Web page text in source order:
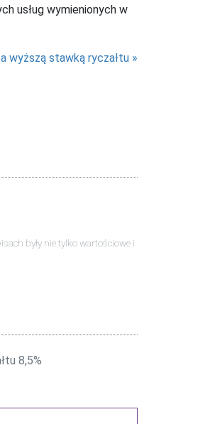
usług wymienionych w
wyższą stawką ryczałtu
były nie tylko wartościowe i
8,5%